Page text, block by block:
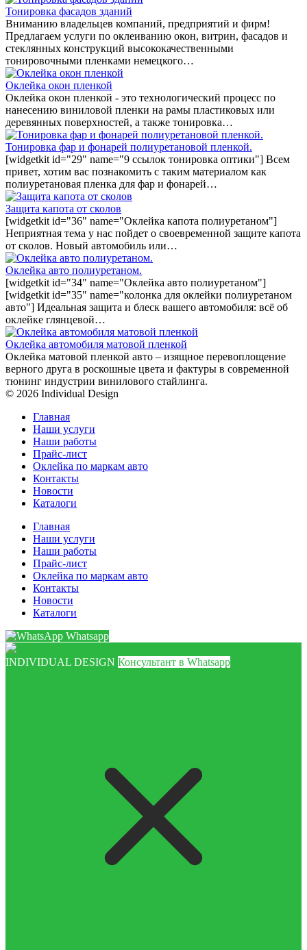
Тонировка фасадов зданий
Вниманию владельцев компаний, предприятий и фирм!
Предлагаем услуги по оклеиванию окон, витрин, фасадов и
стеклянных конструкций высококачественными
тонировочными пленками немецкого…
Оклейка окон пленкой
Оклейка окон пленкой - это технологический процесс по
нанесению виниловой пленки на рамы пластиковых или
деревянных поверхностей, а также тонировка…
Тонировка фар и фонарей полиуретановой пленкой.
[widgetkit id="29" name="9 ссылок тонировка оптики"] Всем
привет, хотим вас познакомить с таким материалом как
полиуретановая пленка для фар и фонарей…
Защита капота от сколов
[widgetkit id="36" name="Оклейка капота полиуретаном"]
Неприятная тема у нас пойдет о своевременной защите капота
от сколов. Новый автомобиль или…
Оклейка авто полиуретаном.
[widgetkit id="34" name="Оклейка авто полиуретаном"]
[widgetkit id="35" name="колонка для оклейки полиуретаном
авто"] Идеальная защита и блеск вашего автомобиля: всё об
оклейке глянцевой…
Оклейка автомобиля матовой пленкой
Оклейка матовой пленкой авто – изящное перевоплощение
верного друга в роскошные цвета и фактуры в современной
тюнинг индустрии винилового стайлинга.
© 2026 Individual Design
Главная
Наши услуги
Наши работы
Прайс-лист
Оклейка по маркам авто
Контакты
Новости
Каталоги
Главная
Наши услуги
Наши работы
Прайс-лист
Оклейка по маркам авто
Контакты
Новости
Каталоги
Whatsapp
INDIVIDUAL DESIGN Консультант в Whatsapp